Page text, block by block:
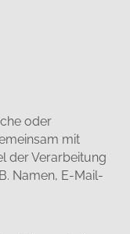
oder
mit
der Verarbeitung
Namen, E-Mail-